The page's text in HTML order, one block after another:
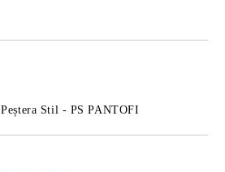
Peștera Stil - PS PANTOFI